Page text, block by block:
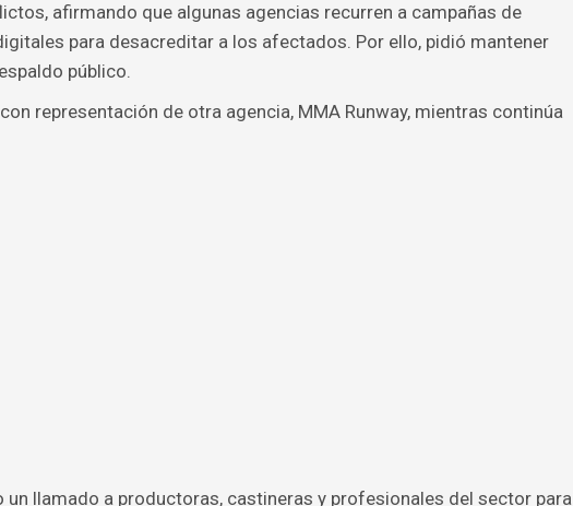
afirmando que algunas agencias recurren a campañas de
para desacreditar a los afectados. Por ello, pidió mantener
público.
representación de otra agencia, MMA Runway, mientras continúa
un llamado a productoras, castineras y profesionales del sector para